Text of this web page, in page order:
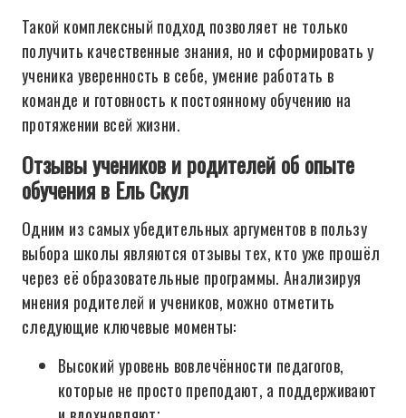
Такой комплексный подход позволяет не только
получить качественные знания, но и сформировать у
ученика уверенность в себе, умение работать в
команде и готовность к постоянному обучению на
протяжении всей жизни.
Отзывы учеников и родителей об опыте
обучения в Ель Скул
Одним из самых убедительных аргументов в пользу
выбора школы являются отзывы тех, кто уже прошёл
через её образовательные программы. Анализируя
мнения родителей и учеников, можно отметить
следующие ключевые моменты:
Высокий уровень вовлечённости педагогов,
которые не просто преподают, а поддерживают